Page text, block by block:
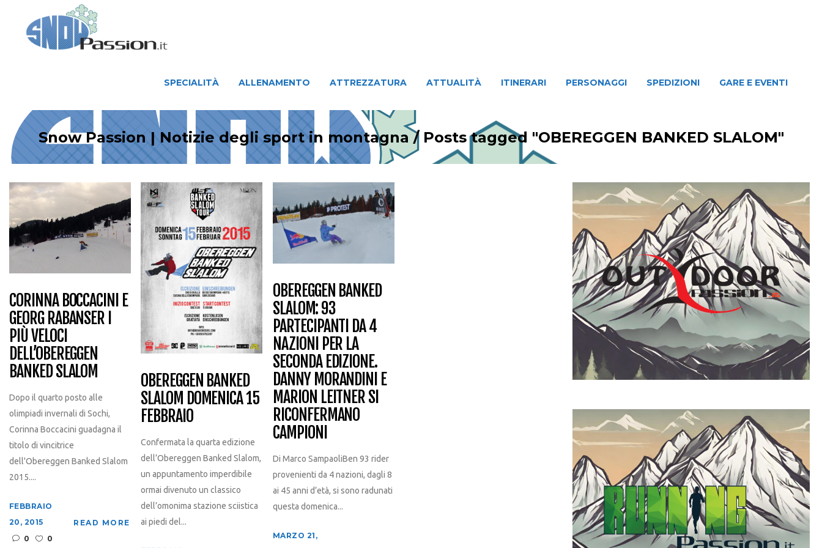
SPECIALITÀ ALLENAMENTO ATTREZZATURA ATTUALITÀ ITINERARI PERSONAGGI SPEDIZIONI GARE E EVENTI
Snow Passion | Notizie degli sport in montagna / Posts tagged "OBEREGGEN BANKED SLALOM"
CORINNA BOCCACINI E
GEORG RABANSER I
PIÙ VELOCI
DELL’OBEREGGEN
BANKED SLALOM
Dopo il quarto posto alle
olimpiadi invernali di Sochi,
Corinna Boccacini guadagna il
titolo di vincitrice
dell'Obereggen Banked Slalom
2015....
FEBBRAIO
20, 2015
0
0
READ MORE
OBEREGGEN BANKED
SLALOM DOMENICA 15
FEBBRAIO
Confermata la quarta edizione
dell’Obereggen Banked Slalom,
un appuntamento imperdibile
ormai divenuto un classico
dell’omonima stazione sciistica
ai piedi del...
OBEREGGEN BANKED
SLALOM: 93
PARTECIPANTI DA 4
NAZIONI PER LA
SECONDA EDIZIONE.
DANNY MORANDINI E
MARION LEITNER SI
RICONFERMANO
CAMPIONI
Di Marco SampaoliBen 93 rider
provenienti da 4 nazioni, dagli 8
ai 45 anni d’età, si sono radunati
questa domenica...
MARZO 21,